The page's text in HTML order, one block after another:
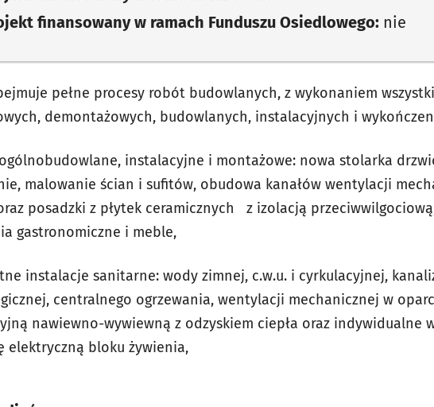
finansowany w ramach Funduszu Osiedlowego: nie
pełne procesy robót budowlanych, z wykonaniem
demontażowych, budowlanych, instalacyjnych i
instalacyjne i montażowe: nowa stolarka
malowanie ścian i sufitów, obudowa kanałów wentylacji
posadzki z płytek ceramicznych z izolacją
gastronomiczne i meble,
instalacje sanitarne: wody zimnej, c.w.u. i cyrkulacyjnej,
centralnego ogrzewania, wentylacji mechanicznej w
nawiewno-wywiewną z odzyskiem ciepła oraz indywidualne
elektryczną bloku żywienia,